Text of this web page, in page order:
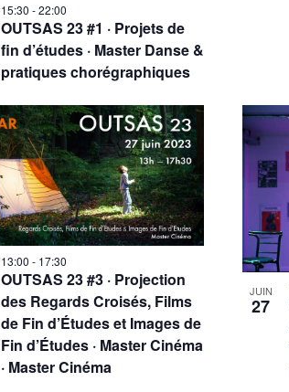
15:30-22:00
OUTSAS 23 #1 · Projets de
fin d’études · Master Danse &
pratiques chorégraphiques
13:00- 17:30
OUTSAS 23 #3 · Projection
des Regards Croisés, Films
de Fin d’Études et Images de
Fin d’Études · Master Cinéma
· Master Cinéma
JUIN
27